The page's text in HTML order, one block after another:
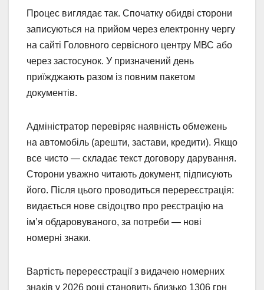
Процес виглядає так. Спочатку обидві сторони
записуються на прийом через електронну чергу
на сайті Головного сервісного центру МВС або
через застосунок. У призначений день
приїжджають разом із повним пакетом
документів.
Адміністратор перевіряє наявність обмежень
на автомобіль (арешти, застави, кредити). Якщо
все чисто — складає текст договору дарування.
Сторони уважно читають документ, підписують
його. Після цього проводиться перереєстрація:
видається нове свідоцтво про реєстрацію на
ім’я обдаровуваного, за потреби — нові
номерні знаки.
Вартість перереєстрації з видачею номерних
знаків у 2026 році становить близько 1306 грн